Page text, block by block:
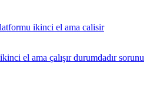
el ama çalışır durumdadır sorunu